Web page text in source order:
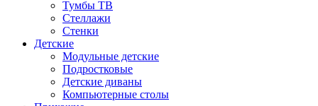
Тумбы ТВ
Стеллажи
Стенки
Детские
Модульные детские
Подростковые
Детские диваны
Компьютерные столы